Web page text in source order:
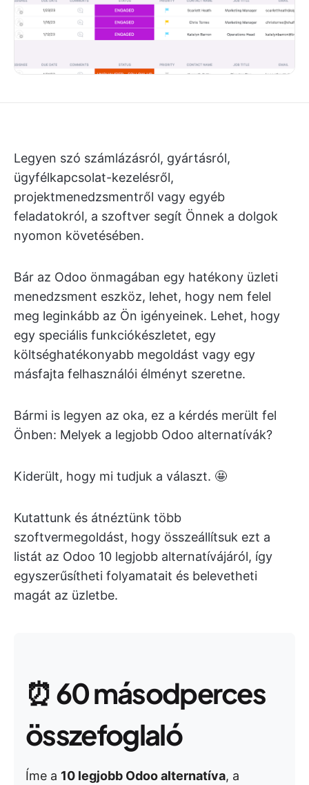
Legyen szó számlázásról, gyártásról,
ügyfélkapcsolat-kezelésről,
projektmenedzsmentről vagy egyéb
feladatokról, a szoftver segít Önnek a dolgok
nyomon követésében.
Bár az Odoo önmagában egy hatékony üzleti
menedzsment eszköz, lehet, hogy nem felel
meg leginkább az Ön igényeinek. Lehet, hogy
egy speciális funkciókészletet, egy
költséghatékonyabb megoldást vagy egy
másfajta felhasználói élményt szeretne.
Bármi is legyen az oka, ez a kérdés merült fel
Önben: Melyek a legjobb Odoo alternatívák?
Kiderült, hogy mi tudjuk a választ. 🤩
Kutattunk és átnéztünk több
szoftvermegoldást, hogy összeállítsuk ezt a
listát az Odoo 10 legjobb alternatívájáról, így
egyszerűsítheti folyamatait és belevetheti
magát az üzletbe.
⏰60 másodperces
összefoglaló
Íme a 10 legjobb Odoo alternatíva, a